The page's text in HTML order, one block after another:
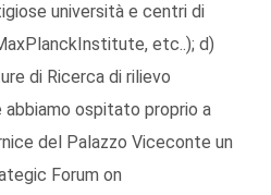
università e centri di
etc..); d)
di Ricerca di rilievo
ospitato proprio a
del Palazzo Viceconte un
Forum on